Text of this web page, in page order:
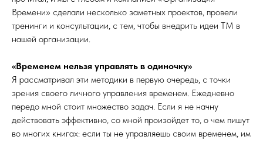
Времени» сделали несколько заметных проектов, провели
тренинги и консультации, с тем, чтобы внедрить идеи ТМ в
нашей организации.
«Временем нельзя управлять в одиночку»
Я рассматривал эти методики в первую очередь, с точки
зрения своего личного управления временем. Ежедневно
передо мной стоит множество задач. Если я не начну
действовать эффективно, со мной произойдет то, о чем пишут
во многих книгах: если ты не управляешь своим временем, им